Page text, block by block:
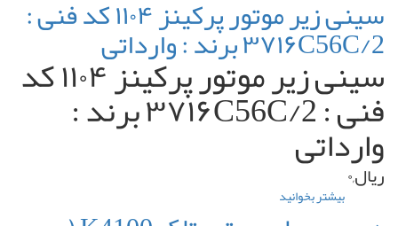
:
۴۱۴۲A503
سه
گوش
موتور
K4100
برند
:
سینی زیر موتور پرکینز ۱۱۰۴ کد فنی :
۳۷۱۶C56C/2 برند : وارداتی سینی زیر موتور پرکینز ۱۱۰۴ کد
فنی : ۳۷۱۶C56C/2 برند :
وارداتی
ریال,۰
بیشتر بخوانید